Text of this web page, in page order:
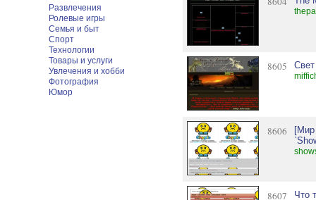
Развлечения
Ролевые игры
Семья и быт
Спорт
Технологии
Товары и услуги
Увлечения и хобби
Фотография
Юмор
8605
8606
[Мир
8607 Что